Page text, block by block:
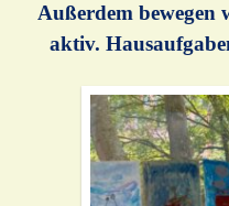
Außerdem bewegen
aktiv.